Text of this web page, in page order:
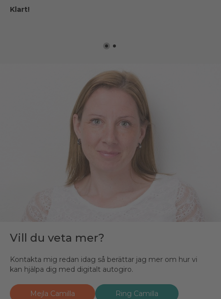
Klart!
Klart!
Vill du veta mer?
Kontakta mig redan idag så berättar jag mer om hur vi
kan hjälpa dig med digitalt autogiro.
Mejla Camilla Ring Camilla
Vill du veta mer?
Kontakta mig redan idag så berättar jag mer om hur vi
kan hjälpa dig med digitalt autogiro.
Mejla Andreas Ring Andreas
Vill du veta mer?
Kontakta mig redan idag så berättar jag mer om hur vi
kan hjälpa dig med digitalt autogiro.
Mejla David Ring David